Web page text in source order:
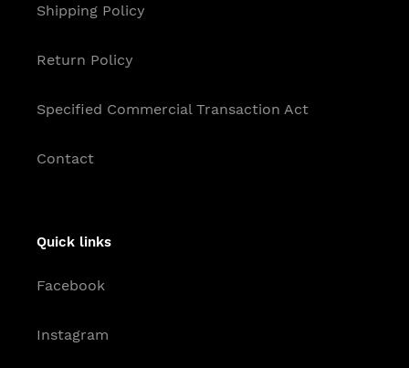
Shipping Policy
Return Policy
Specified Commercial Transaction Act
Contact
Quick links
Facebook
Instagram